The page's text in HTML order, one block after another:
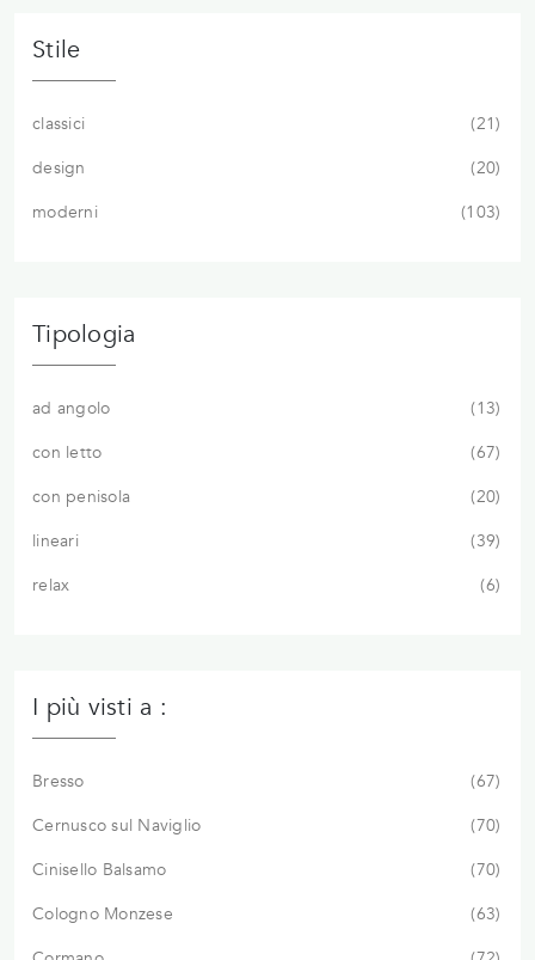
Stile
classici
21
design
20
moderni
103
Tipologia
ad angolo
13
con letto
67
con penisola
20
lineari
39
relax
6
I più visti a :
Bresso
67
Cernusco sul Naviglio
70
Cinisello Balsamo
70
Cologno Monzese
63